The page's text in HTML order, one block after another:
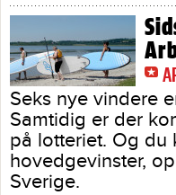
Seks nye vindere
Samtidig er der
på lotteriet. Og
hovedgevinster,
Sverige.